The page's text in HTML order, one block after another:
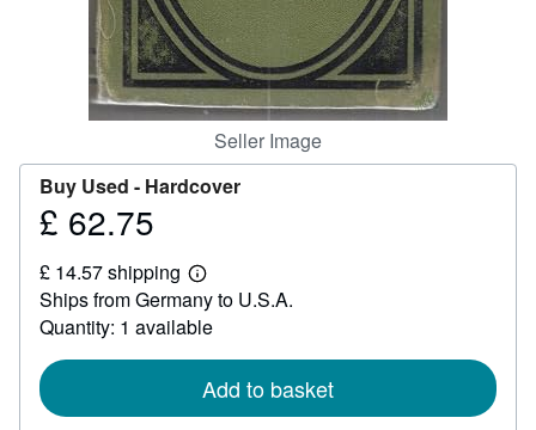
Seller Image
Buy Used - Hardcover
Price
62.75
£ 62.75
£ 14.57 shipping
Learn
more
about
shipping
Ships from Germany to U.S.A.
Quantity: 1 available
Add to basket